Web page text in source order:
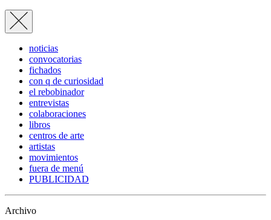
noticias
convocatorias
fichados
con q de curiosidad
el rebobinador
entrevistas
colaboraciones
libros
centros de arte
artistas
movimientos
fuera de menú
PUBLICIDAD
Archivo